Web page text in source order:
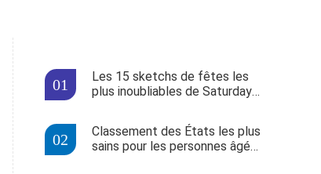
Les 15 sketchs de fêtes les
plus inoubliables de Saturday
Classement des États les plus
sains pour les personnes âgées